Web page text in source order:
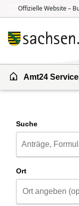
Offizielle Website –
Amt24
Suche
Ort